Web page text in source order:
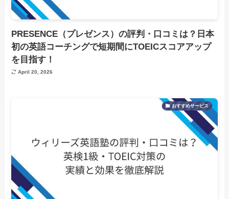
PRESENCE（プレゼンス）の評判・口コミは？日本
初の英語コーチングで短期間にTOEICスコアアップ
を目指す！
April 20, 2026
おすすめサービス